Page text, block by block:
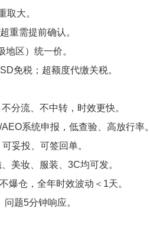
取大。
重需提前确认。
区）统一价。
免税；超额度代缴关税。
分流、不中转，时效更快。
系统申报，低查验、高放行率。
妥投、可签回单。
美妆、服装、3C均可发。
爆仓，全年时效波动＜1天。
题5分钟响应。